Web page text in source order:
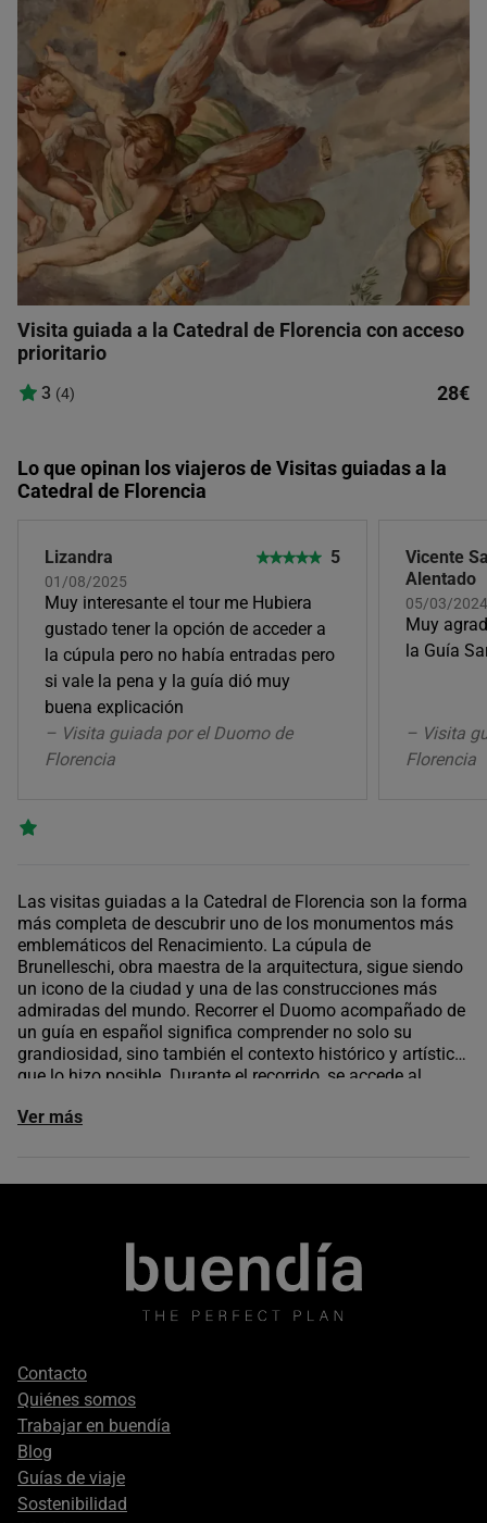
Visita guiada a la Catedral de Florencia con acceso
prioritario
3 (4) 28€
Lo que opinan los viajeros de Visitas guiadas a la
Catedral de Florencia
Lizandra
01/08/2025
5
Muy interesante el tour me Hubiera
gustado tener la opción de acceder a
la cúpula pero no había entradas pero
si vale la pena y la guía dió muy
buena explicación
– Visita guiada por el Duomo de
Florencia
Vicente
Alentado
05/03/
Muy
la Guía
– Visita
Florencia
Las visitas guiadas a la Catedral de Florencia son la forma
más completa de descubrir uno de los monumentos más
emblemáticos del Renacimiento. La cúpula de
Brunelleschi, obra maestra de la arquitectura, sigue siendo
un icono de la ciudad y una de las construcciones más
admiradas del mundo. Recorrer el Duomo acompañado de
un guía en español significa comprender no solo su
grandiosidad, sino también el contexto histórico y artístico
que lo hizo posible. Durante el recorrido, se accede al
espacios simbólicos, y se puede incluir la subida a la
como el Baptisterio de San Giovanni o el Campanile de
salidas confirmadas, evitando colas y contratiempos. Así,
el viajero disfruta de un recorrido cultural riguroso y
accesible, en grupos cuidados y con un acompañamiento
cercano. Reservar una visita guiada a la Catedral de
Ver más
Footer
secondary
Contacto
Quiénes somos
Trabajar en buendía
Blog
Guías de viaje
Sostenibilidad